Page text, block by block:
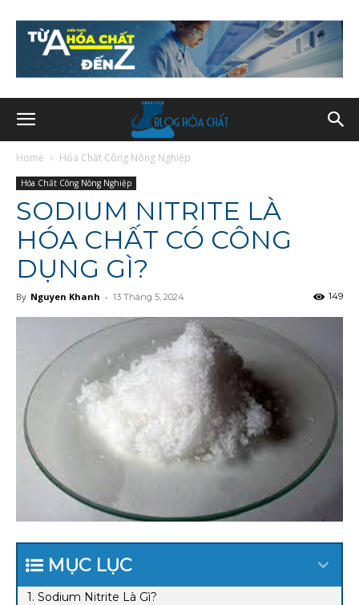
Home Hóa Chất Công Nông Nghiệp
Hóa Chất Công Nông Nghiệp
SODIUM NITRITE LÀ
HÓA CHẤT CÓ CÔNG
DỤNG GÌ?
By Nguyen Khanh - 13 Tháng 5, 2024 149
MỤC LỤC
1. Sodium Nitrite Là Gì?